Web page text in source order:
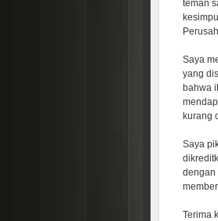
teman
Saya
yang
bahwa
kurang
Saya
dengan
Terima